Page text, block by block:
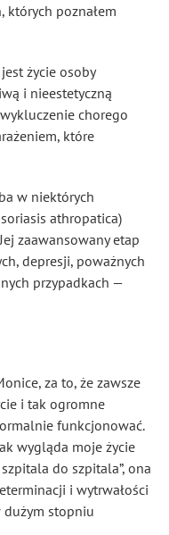
których poznałem
życie osoby
i nieestetyczną
chorego
które
w niektórych
athropatica)
zaawansowany etap
depresji, poważnych
przypadkach —
za to, że zawsze
i tak ogromne
funkcjonować.
wygląda moje życie
do szpitala”, ona
i wytrwałości
dużym stopniu